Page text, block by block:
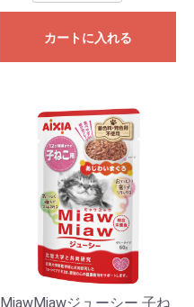
カートに入れる
MiawMiawジューシー 子ね